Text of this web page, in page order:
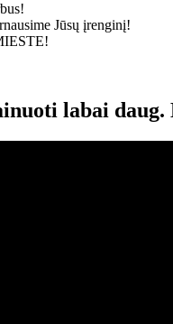
Jūsų įrenginį!
labai daug.